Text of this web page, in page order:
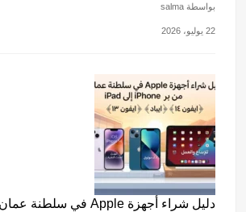
بواسطة salma
22 يوليو، 2026